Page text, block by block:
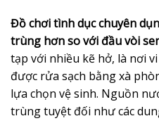
Đồ chơi tình dục chuyên
trùng hơn so với đầu vòi
tạp với nhiều kẽ hở, là nơi
được rửa sạch bằng xà
lựa chọn vệ sinh. Nguồn
trùng tuyệt đối như các